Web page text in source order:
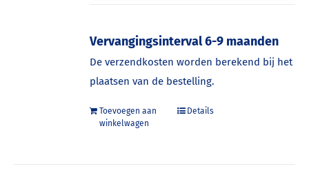
Vervangingsinterval 6-9 maanden
De verzendkosten worden berekend bij het
plaatsen van de bestelling.
Toevoegen aan
winkelwagen
Details